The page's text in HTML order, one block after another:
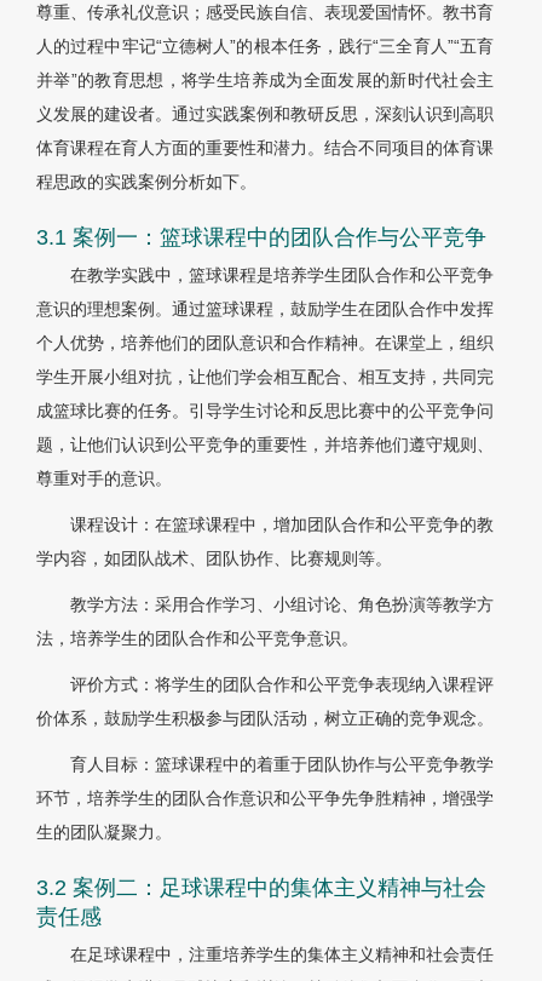
尊重、传承礼仪意识；感受民族自信、表现爱国情怀。教书育
人的过程中牢记“立德树人”的根本任务，践行“三全育人”“五育
并举”的教育思想，将学生培养成为全面发展的新时代社会主
义发展的建设者。通过实践案例和教研反思，深刻认识到高职
体育课程在育人方面的重要性和潜力。结合不同项目的体育课
程思政的实践案例分析如下。
3.1 案例一：篮球课程中的团队合作与公平竞争
在教学实践中，篮球课程是培养学生团队合作和公平竞争
意识的理想案例。通过篮球课程，鼓励学生在团队合作中发挥
个人优势，培养他们的团队意识和合作精神。在课堂上，组织
学生开展小组对抗，让他们学会相互配合、相互支持，共同完
成篮球比赛的任务。引导学生讨论和反思比赛中的公平竞争问
题，让他们认识到公平竞争的重要性，并培养他们遵守规则、
尊重对手的意识。
课程设计：在篮球课程中，增加团队合作和公平竞争的教
学内容，如团队战术、团队协作、比赛规则等。
教学方法：采用合作学习、小组讨论、角色扮演等教学方
法，培养学生的团队合作和公平竞争意识。
评价方式：将学生的团队合作和公平竞争表现纳入课程评
价体系，鼓励学生积极参与团队活动，树立正确的竞争观念。
育人目标：篮球课程中的着重于团队协作与公平竞争教学
环节，培养学生的团队合作意识和公平争先争胜精神，增强学
生的团队凝聚力。
3.2 案例二：足球课程中的集体主义精神与社会
责任感
在足球课程中，注重培养学生的集体主义精神和社会责任